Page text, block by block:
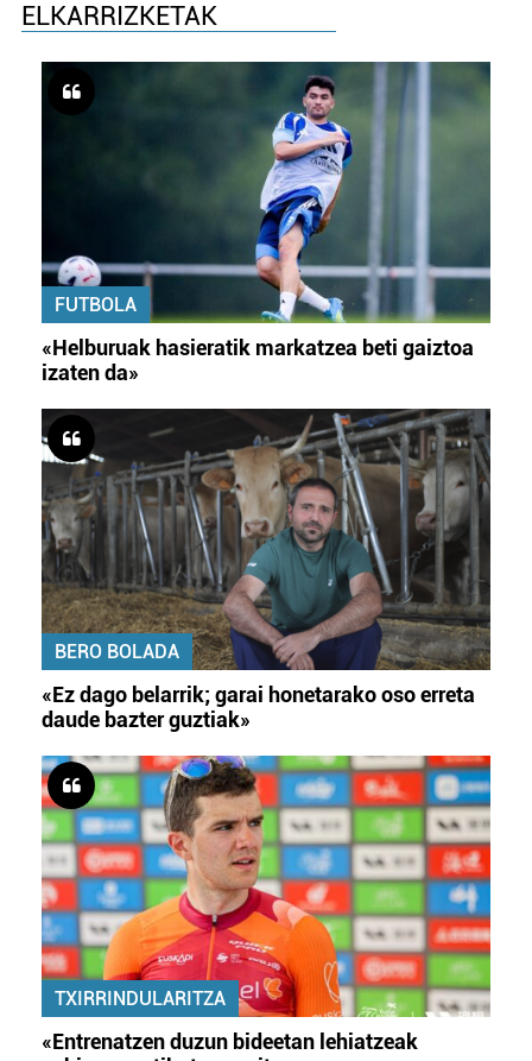
ELKARRIZKETAK
FUTBOLA
«Helburuak hasieratik markatzea beti gaiztoa
izaten da»
BERO BOLADA
«Ez dago belarrik; garai honetarako oso erreta
daude bazter guztiak»
TXIRRINDULARITZA
«Entrenatzen duzun bideetan lehiatzeak